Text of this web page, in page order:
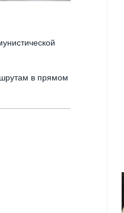
в прямом